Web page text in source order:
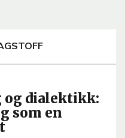
og dialektikk:
som en